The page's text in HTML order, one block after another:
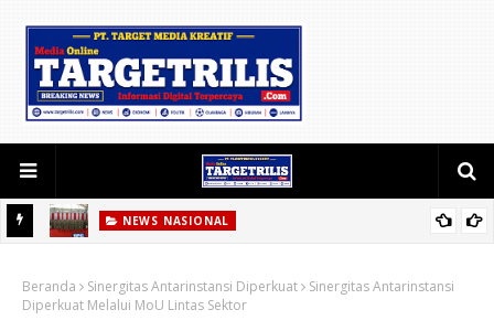
NEWS NASIONAL
Ketua Persit KCK Daerah III/Siliwangi
Beranda Sinergitas Antarinstansi Diperkuat
Sinergitas Antarinstansi
Diperkuat Melalui MoU Lintas Sektor